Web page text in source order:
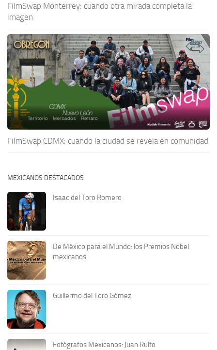
FilmSwap Monterrey: cuando otra mirada completa la
imagen
FilmSwap CDMX: cuando la ciudad se revela en comunidad
MEXICANOS DESTACADOS
Isaac del Toro Romero
De México para el Mundo: los Premios Nobel
mexicanos
Guillermo del Toro Gómez
Fotógrafos Mexicanos: Juan Rulfo